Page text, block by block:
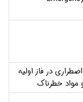
در فاز اولیه
مواد خطرناک